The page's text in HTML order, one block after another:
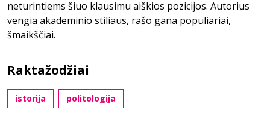
neturintiems šiuo klausimu aiškios pozicijos. Autorius
vengia akademinio stiliaus, rašo gana populiariai,
šmaikščiai.
Raktažodžiai
istorija politologija